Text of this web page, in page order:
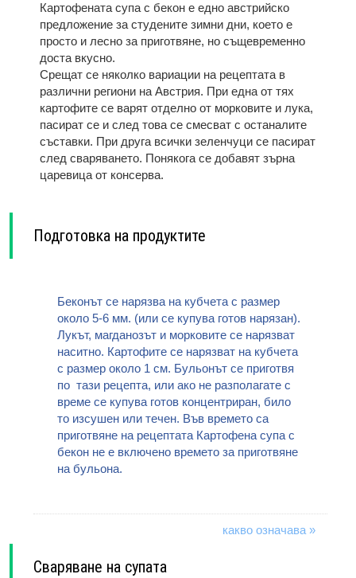
Картофената супа с бекон е едно австрийско
предложение за студените зимни дни, което е
просто и лесно за приготвяне, но същевременно
доста вкусно.
Срещат се няколко вариации на рецептата в
различни региони на Австрия. При една от тях
картофите се варят отделно от морковите и лука,
пасират се и след това се смесват с останалите
съставки. При друга всички зеленчуци се пасират
след сваряването. Понякога се добавят зърна
царевица от консерва.
Подготовка на продуктите
Беконът се нарязва на кубчета с размер
около 5-6 мм. (или се купува готов нарязан).
Лукът, магданозът и морковите се нарязват
наситно. Картофите се нарязват на кубчета
с размер около 1 см. Бульонът се приготвя
по тази рецепта, или ако не разполагате с
време се купува готов концентриран, било
то изсушен или течен. Във времето са
приготвяне на рецептата Картофена супа с
бекон не е включено времето за приготвяне
на бульона.
какво означава »
Сваряване на супата